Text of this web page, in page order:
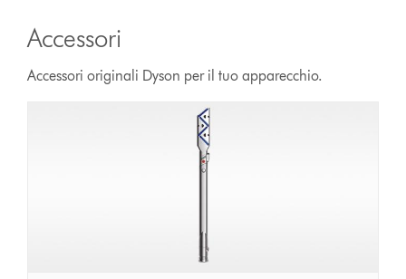
Accessori
Accessori originali Dyson per il tuo apparecchio.